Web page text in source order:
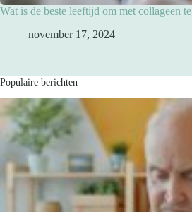
Wat is de beste leeftijd om met collageen
november 17, 2024
Populaire berichten